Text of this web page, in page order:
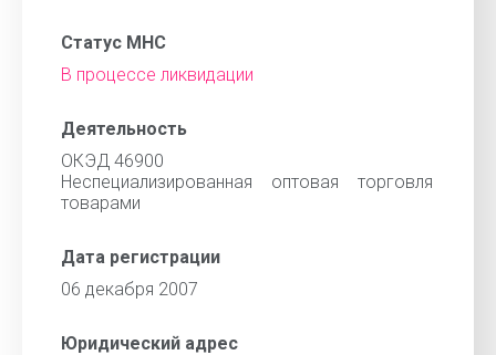
Статус МНС
В процессе ликвидации
Деятельность
ОКЭД 46900
Неспециализированная оптовая торговля
товарами
Дата регистрации
06 декабря 2007
Юридический адрес